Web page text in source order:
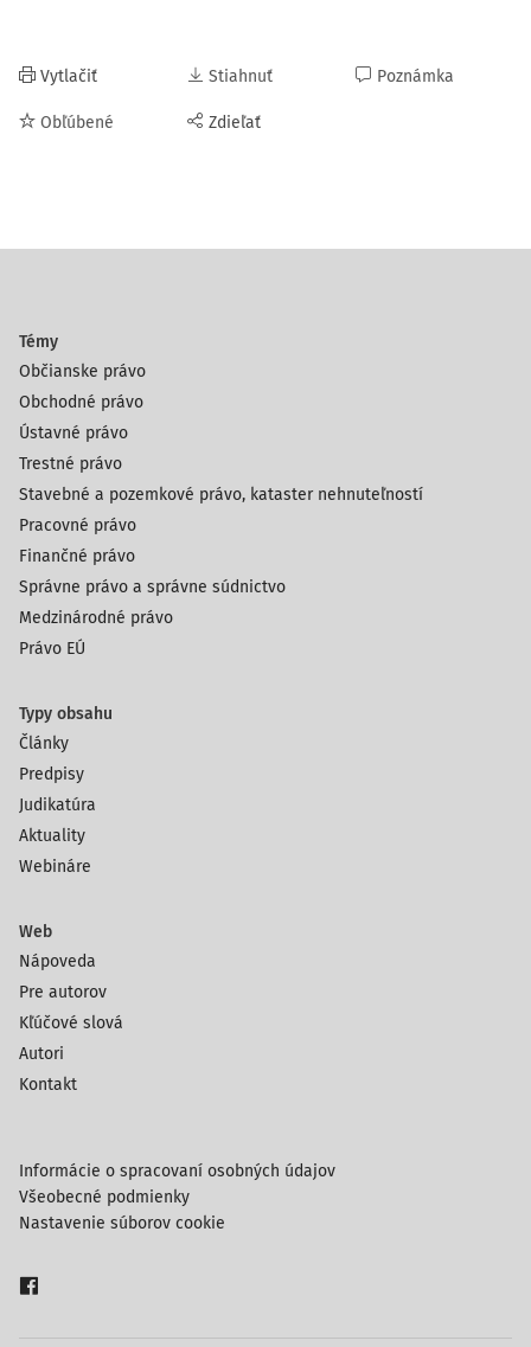
Vytlačiť
Obľúbené
Stiahnuť
Zdieľať
Poznámka
Témy
Občianske právo
Obchodné právo
Ústavné právo
Trestné právo
Stavebné a pozemkové právo, kataster nehnuteľností
Pracovné právo
Finančné právo
Správne právo a správne súdnictvo
Medzinárodné právo
Právo EÚ
Typy obsahu
Články
Predpisy
Judikatúra
Aktuality
Webináre
Web
Nápoveda
Pre autorov
Kľúčové slová
Autori
Kontakt
Informácie o spracovaní osobných údajov
Všeobecné podmienky
Nastavenie súborov cookie